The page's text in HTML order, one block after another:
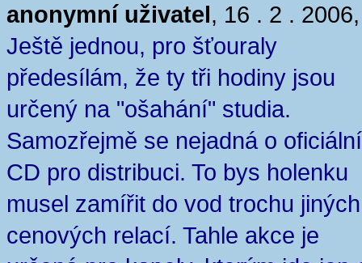
anonymní uživatel, 16 . 2 .
Ještě jednou, pro šťouraly
předesílám, že ty tři hodiny jsou
určený na "ošahání" studia.
Samozřejmě se nejadná o oficiální
CD pro distribuci. To bys holenku
musel zamířit do vod trochu jiných
cenových relací. Tahle akce je